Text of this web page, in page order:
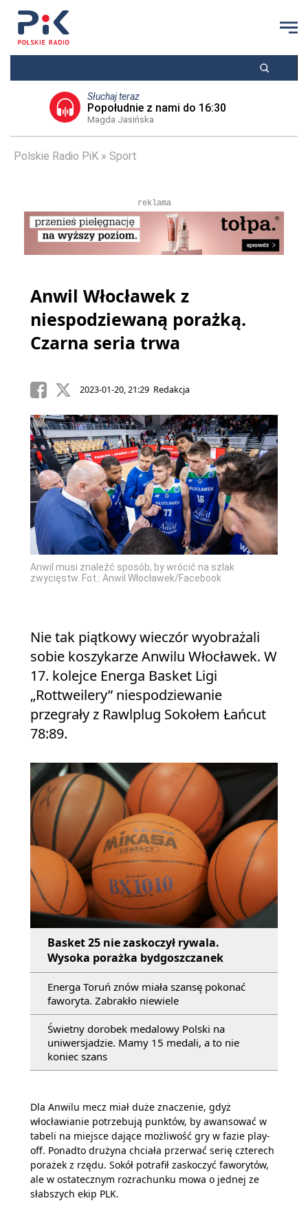
Słuchaj teraz
Popołudnie z nami do 16:30
Magda Jasińska
Polskie Radio PiK Sport
reklama
Anwil Włocławek z
niespodziewaną porażką.
Czarna seria trwa
2023-01-20, 21:29 Redakcja
Anwil musi znaleźć sposób, by wrócić na szlak
zwycięstw. Fot.: Anwil Włocławek/Facebook
Nie tak piątkowy wieczór wyobrażali
sobie koszykarze Anwilu Włocławek. W
17. kolejce Energa Basket Ligi
„Rottweilery” niespodziewanie
przegrały z Rawlplug Sokołem Łańcut
78:89.
Basket 25 nie zaskoczył rywala.
Wysoka porażka bydgoszczanek
Energa Toruń znów miała szansę pokonać
faworyta. Zabrakło niewiele
Świetny dorobek medalowy Polski na
uniwersjadzie. Mamy 15 medali, a to nie
koniec szans
Dla Anwilu mecz miał duże znaczenie, gdyż
włocławianie potrzebują punktów, by awansować w
tabeli na miejsce dające możliwość gry w fazie play-
off. Ponadto drużyna chciała przerwać serię czterech
porażek z rzędu. Sokół potrafił zaskoczyć faworytów,
ale w ostatecznym rozrachunku mowa o jednej ze
słabszych ekip PLK.